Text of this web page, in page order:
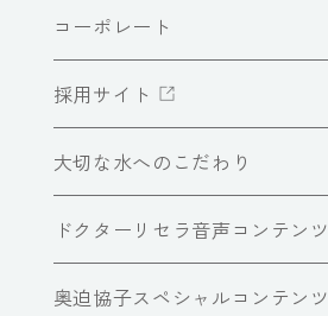
コーポレート
採用サイト
大切な水へのこだわり
ドクターリセラ音声コンテンツ
奥迫協子スペシャルコンテンツ